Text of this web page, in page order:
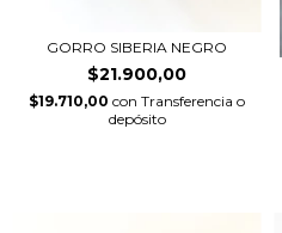
GORRO SIBERIA NEGRO
$21.900,00
$19.710,00 con Transferencia o
depósito